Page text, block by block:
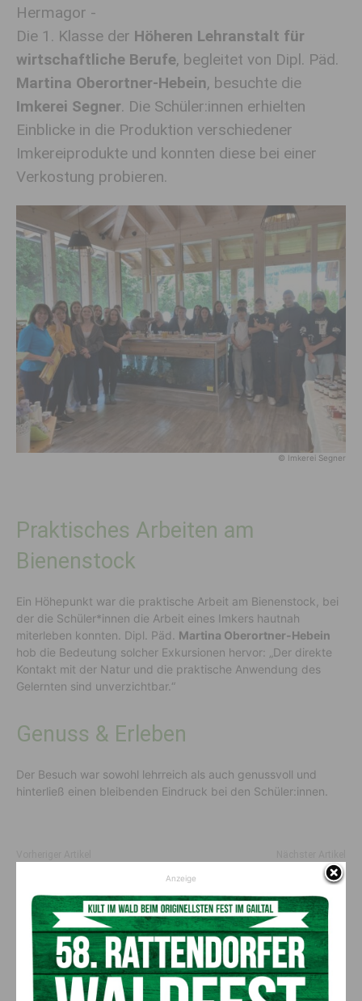
Hermagor -
Die 1. Klasse der Höheren Lehranstalt für
wirtschaftliche Berufe, begleitet von Dipl. Päd.
Martina Oberortner-Hebein, besuchte die
Imkerei Segner. Die Schüler:innen erhielten
Einblicke in die Produktion verschiedener
Imkereiprodukte und konnten diese bei einer
Verkostung probieren.
© Imkerei Segner
Praktisches Arbeiten am
Bienenstock
Ein Höhepunkt war die praktische Arbeit am Bienenstock, bei
der die Schüler*innen die Arbeit eines Imkers hautnah
miterleben konnten. Dipl. Päd. Martina Oberortner-Hebein
hob die Bedeutung solcher Exkursionen hervor: „Der direkte
Kontakt mit der Natur und die praktische Anwendung des
Gelernten sind unverzichtbar.“
Genuss & Erleben
Der Besuch war sowohl lehrreich als auch genussvoll und
hinterließ einen bleibenden Eindruck bei den Schüler:innen.
Komm in den unvergesslichen
Lungau im Salzburger Land
und verstärke unser Team!
„La Isla Del Amor“ – die Insel
der Liebe: Der Sommerhit von
Wordz Deejay und Sesman
AKTUELLES
Anzeige